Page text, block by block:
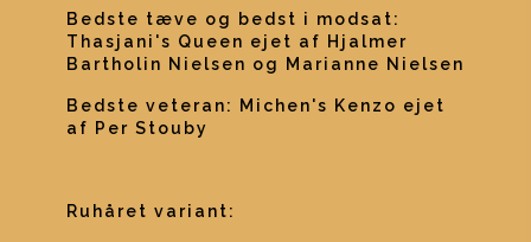
Bedste tæve og bedst i modsat:
Thasjani's Queen ejet af Hjalmer
Bartholin Nielsen og Marianne Nielsen
Bedste veteran: Michen's Kenzo ejet
af Per Stouby
Ruhåret variant: